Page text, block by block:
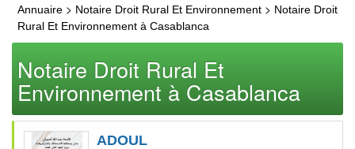
Annuaire > Notaire Droit Rural Et Environnement > Notaire Droit
Rural Et Environnement à Casablanca
Notaire Droit Rural Et
Environnement à Casablanca
ADOUL